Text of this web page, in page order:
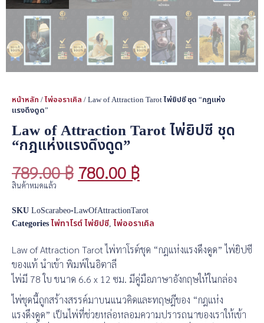
หน้าหลัก /ไพ่ออราเคิล / Law of Attraction Tarot ไพ่ยิปซี ชุด “กฎแห่ง
แรงดึงดูด”
Law of Attraction Tarot ไพ่ยิปซี ชุด
“กฎแห่งแรงดึงดูด”
789.00฿ 780.00 ฿
สินค้าหมดแล้ว
SKULoScarabeo-LawOfAttractionTarot
Categoriesไพ่ทาโรต์ ไพ่ยิปซี,ไพ่ออราเคิล
Law of Attraction Tarot ไพ่ทาโรต์ชุด “กฎแห่งแรงดึงดูด” ไพ่ยิปซี
ของแท้ นำเข้า พิมพ์ในอิตาลี
ไพ่มี 78 ใบ ขนาด 6.6 x 12 ซม. มีคู่มือภาษาอังกฤษให้ในกล่อง
ไพ่ชุดนี้ถูกสร้างสรรค์มาบนแนวคิดและทฤษฎีของ “กฎแห่ง
แรงดึงดูด” เป็นไพ่ที่ช่วยหล่อหลอมความปรารถนาของเราให้เข้า